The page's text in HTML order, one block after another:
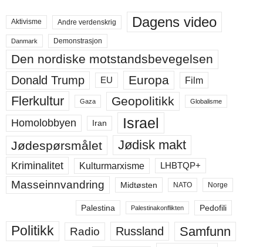
Aktivisme Andre verdenskrig Dagens video
Danmark Demonstrasjon
Den nordiske motstandsbevegelsen
Donald Trump EU Europa Film
Flerkultur Gaza Geopolitikk Globalisme
Homolobbyen Iran Israel
Jødespørsmålet Jødisk makt
Kriminalitet Kulturmarxisme LHBTQP+
Masseinnvandring Midtøsten NATO Norge
Palestina Palestinakonflikten Pedofili
Politikk Radio Russland Samfunn